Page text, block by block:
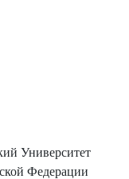
Университет
Федерации